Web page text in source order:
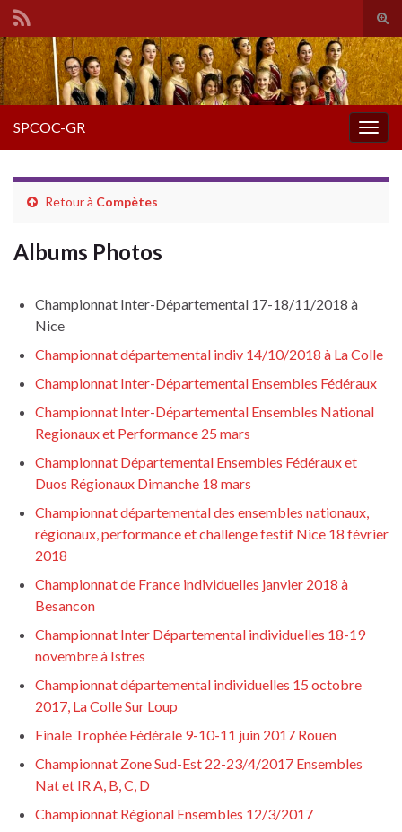
Search for:
SPCOC-GR
Retour à Compètes
Albums Photos
Championnat Inter-Départemental 17-18/11/2018 à
Nice
Championnat départemental indiv 14/10/2018 à La Colle
Championnat Inter-Départemental Ensembles Fédéraux
Championnat Inter-Départemental Ensembles National
Regionaux et Performance 25 mars
Championnat Départemental Ensembles Fédéraux et
Duos Régionaux Dimanche 18 mars
Championnat départemental des ensembles nationaux,
régionaux, performance et challenge festif Nice 18 février
2018
Championnat de France individuelles janvier 2018 à
Besancon
Championnat Inter Départemental individuelles 18-19
novembre à Istres
Championnat départemental individuelles 15 octobre
2017, La Colle Sur Loup
Finale Trophée Fédérale 9-10-11 juin 2017 Rouen
Championnat Zone Sud-Est 22-23/4/2017 Ensembles
Nat et IR A, B, C, D
Championnat Régional Ensembles 12/3/2017